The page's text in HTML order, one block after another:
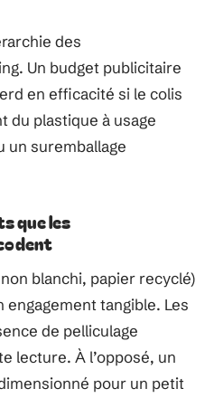
des
Un budget publicitaire
en efficacité si le colis
du plastique à usage
un suremballage
que les
blanchi, papier recyclé)
tangible. Les
de pelliculage
lecture. À l’opposé, un
pour un petit